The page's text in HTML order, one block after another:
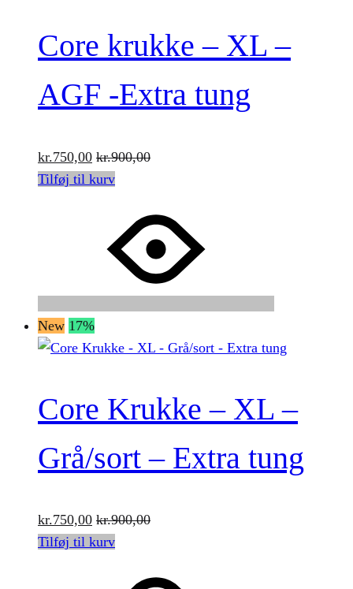
Core krukke – XL –
AGF -Extra tung
kr.750,00 kr.900,00
Tilføj til kurv
New 17%
Core Krukke – XL –
Grå/sort – Extra tung
kr.750,00 kr.900,00
Tilføj til kurv